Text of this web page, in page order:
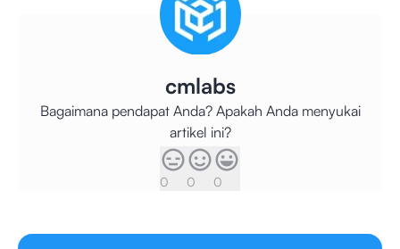
cmlabs
Bagaimana pendapat Anda? Apakah Anda menyukai
artikel ini?
0 0 0